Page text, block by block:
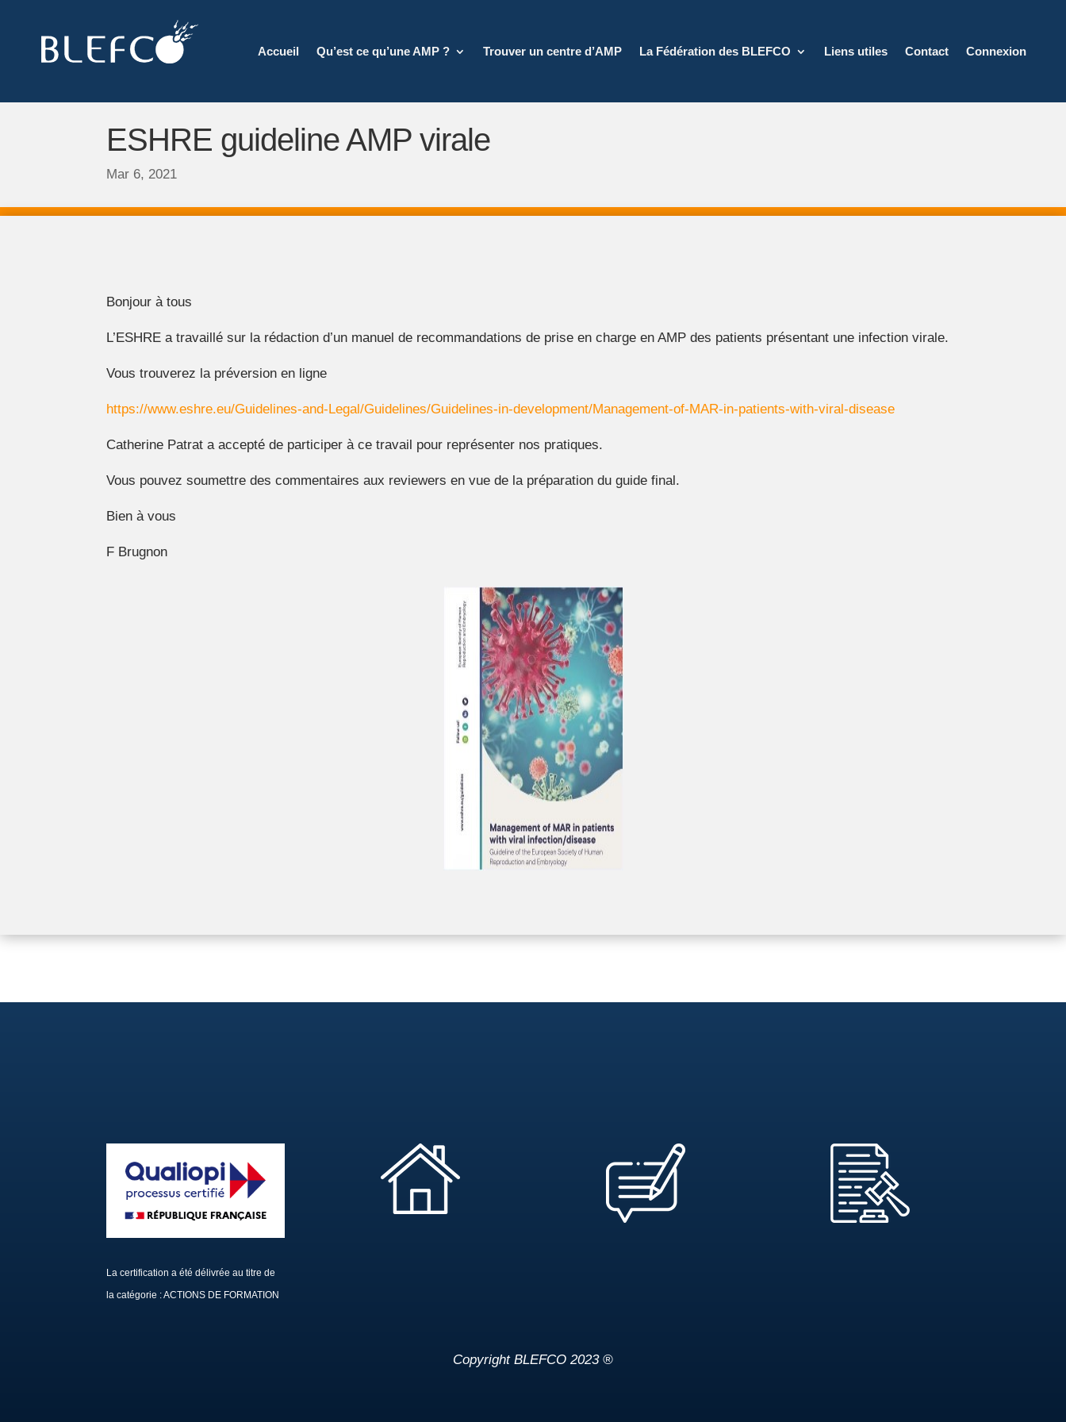
Accueil Qu’est ce qu’une AMP ? Trouver un centre d’AMP La Fédération des BLEFCO Liens utiles Contact Connexion
ESHRE guideline AMP virale
Mar 6, 2021
Bonjour à tous
L’ESHRE a travaillé sur la rédaction d’un manuel de recommandations de prise en charge en AMP des patients présentant une infection virale.
Vous trouverez la préversion en ligne
https://www.eshre.eu/Guidelines-and-Legal/Guidelines/Guidelines-in-development/Management-of-MAR-in-patients-with-viral-disease
Catherine Patrat a accepté de participer à ce travail pour représenter nos pratiques.
Vous pouvez soumettre des commentaires aux reviewers en vue de la préparation du guide final.
Bien à vous
F Brugnon
La certification a été délivrée au titre de
la catégorie : ACTIONS DE FORMATION
Copyright BLEFCO 2023 ®